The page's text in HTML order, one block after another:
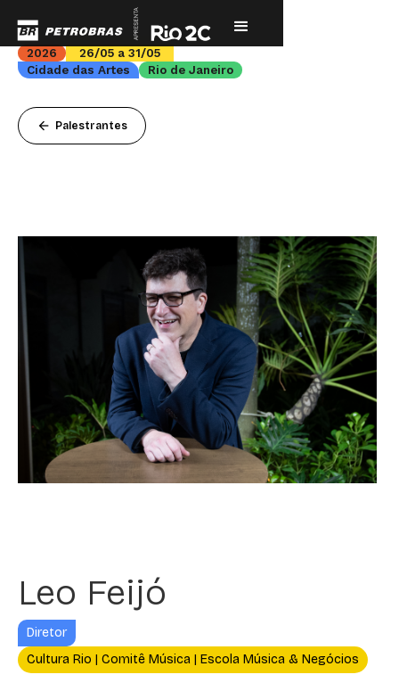
2026
26/05 a 31/05
Cidade das Artes
Rio de Janeiro
arrow_back Palestrantes
Leo Feijó
Diretor
Cultura Rio | Comitê Música | Escola Música & Negócios